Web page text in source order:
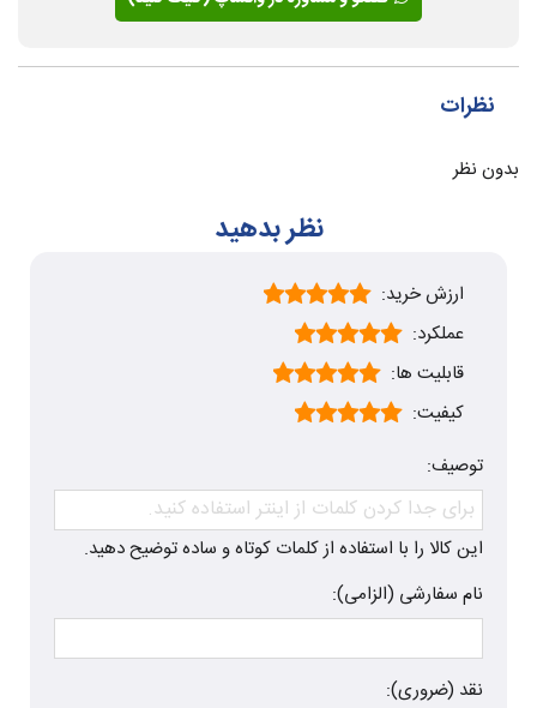
نظرات
بدون نظر
نظر بدهید
ارزش خرید:
عملکرد:
قابلیت ها:
کیفیت:
توصیف:
این کالا را با استفاده از کلمات کوتاه و ساده توضیح دهید.
نام سفارشی (الزامی):
نقد (ضروری):